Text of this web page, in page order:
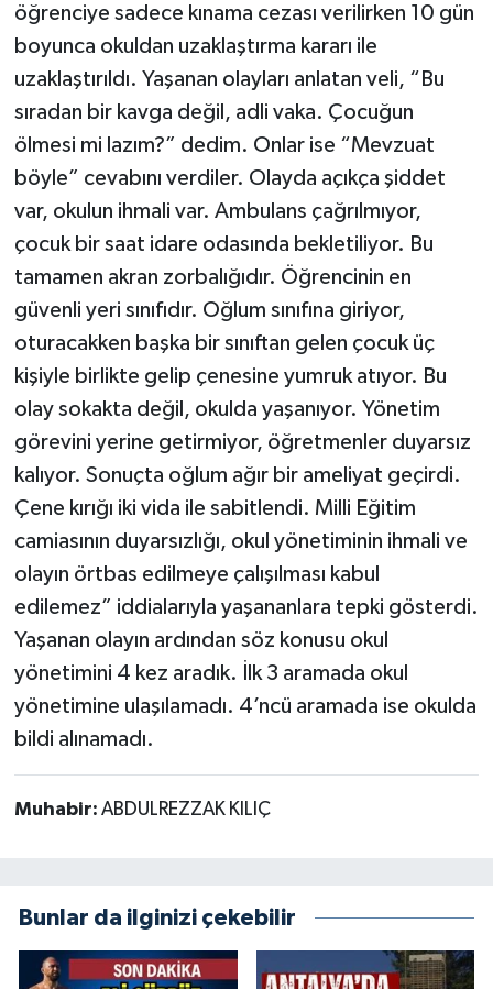
öğrenciye sadece kınama cezası verilirken 10 gün
boyunca okuldan uzaklaştırma kararı ile
uzaklaştırıldı. Yaşanan olayları anlatan veli, “Bu
sıradan bir kavga değil, adli vaka. Çocuğun
ölmesi mi lazım?” dedim. Onlar ise “Mevzuat
böyle” cevabını verdiler. Olayda açıkça şiddet
var, okulun ihmali var. Ambulans çağrılmıyor,
çocuk bir saat idare odasında bekletiliyor. Bu
tamamen akran zorbalığıdır. Öğrencinin en
güvenli yeri sınıfıdır. Oğlum sınıfına giriyor,
oturacakken başka bir sınıftan gelen çocuk üç
kişiyle birlikte gelip çenesine yumruk atıyor. Bu
olay sokakta değil, okulda yaşanıyor. Yönetim
görevini yerine getirmiyor, öğretmenler duyarsız
kalıyor. Sonuçta oğlum ağır bir ameliyat geçirdi.
Çene kırığı iki vida ile sabitlendi. Milli Eğitim
camiasının duyarsızlığı, okul yönetiminin ihmali ve
olayın örtbas edilmeye çalışılması kabul
edilemez” iddialarıyla yaşananlara tepki gösterdi.
Yaşanan olayın ardından söz konusu okul
yönetimini 4 kez aradık. İlk 3 aramada okul
yönetimine ulaşılamadı. 4’ncü aramada ise okulda
bildi alınamadı.
Muhabir: ABDULREZZAK KILIÇ
Bunlar da ilginizi çekebilir